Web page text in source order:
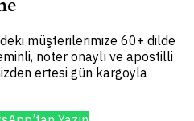
müşterilerimize 60+ dilde
noter onaylı ve apostilli
ertesi gün kargoyla